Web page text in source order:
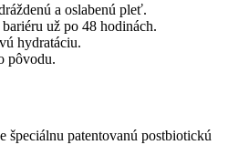
a oslabenú pleť.
už po 48 hodinách.
hydratáciu.
pôvodu.
špeciálnu patentovanú postbiotickú